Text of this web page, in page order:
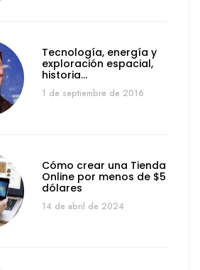
Tecnología, energía y
exploración espacial,
historia…
1 de septiembre de 2016
Cómo crear una Tienda
Online por menos de $5
dólares
14 de abril de 2024